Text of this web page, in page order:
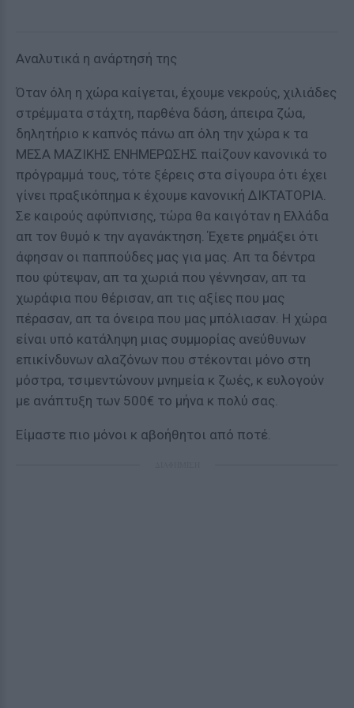
Αναλυτικά η ανάρτησή της
Όταν όλη η χώρα καίγεται, έχουμε νεκρούς, χιλιάδες
στρέμματα στάχτη, παρθένα δάση, άπειρα ζώα,
δηλητήριο κ καπνός πάνω απ όλη την χώρα κ τα
ΜΕΣΑ ΜΑΖΙΚΗΣ ΕΝΗΜΕΡΩΣΗΣ παίζουν κανονικά το
πρόγραμμά τους, τότε ξέρεις στα σίγουρα ότι έχει
γίνει πραξικόπημα κ έχουμε κανονική ΔΙΚΤΑΤΟΡΙΑ.
Σε καιρούς αφύπνισης, τώρα θα καιγόταν η Ελλάδα
απ τον θυμό κ την αγανάκτηση. Έχετε ρημάξει ότι
άφησαν οι παππούδες μας για μας. Απ τα δέντρα
που φύτεψαν, απ τα χωριά που γέννησαν, απ τα
χωράφια που θέρισαν, απ τις αξίες που μας
πέρασαν, απ τα όνειρα που μας μπόλιασαν. Η χώρα
είναι υπό κατάληψη μιας συμμορίας ανεύθυνων
επικίνδυνων αλαζόνων που στέκονται μόνο στη
μόστρα, τσιμεντώνουν μνημεία κ ζωές, κ ευλογούν
με ανάπτυξη των 500€ το μήνα κ πολύ σας.
Είμαστε πιο μόνοι κ αβοήθητοι από ποτέ.